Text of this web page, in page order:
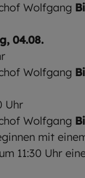
Wolfgang
04.08.
Wolfgang
Uhr
Wolfgang
mit
11:30 Uhr